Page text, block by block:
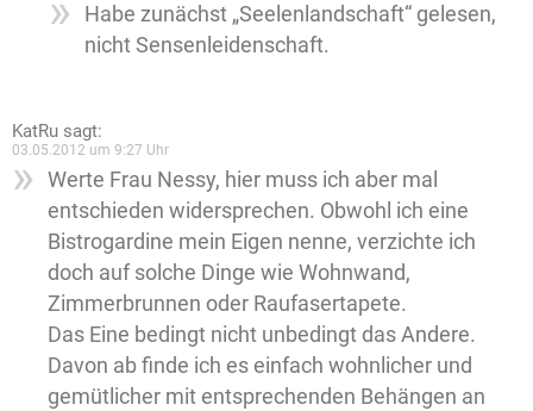
Habe zunächst „Seelenlandschaft“ gelesen,
nicht Sensenleidenschaft.
KatRu sagt:
03.05.2012 um 9:27 Uhr
Werte Frau Nessy, hier muss ich aber mal
entschieden widersprechen. Obwohl ich eine
Bistrogardine mein Eigen nenne, verzichte ich
doch auf solche Dinge wie Wohnwand,
Zimmerbrunnen oder Raufasertapete.
Das Eine bedingt nicht unbedingt das Andere.
Davon ab finde ich es einfach wohnlicher und
gemütlicher mit entsprechenden Behängen an